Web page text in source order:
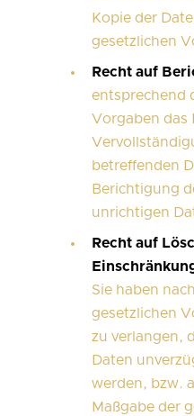
Kopie der
gesetzlichen
Recht auf
entsprechend
Vorgaben das
betreffenden
Berichtigung
unrichtigen
Recht auf
Sie haben
gesetzlichen
zu verlangen,
Daten
werden, bzw.
Maßgabe der